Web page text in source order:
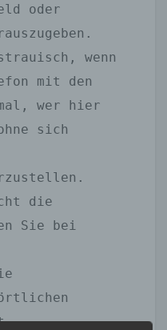
oder
mit den
sich
Sie bei